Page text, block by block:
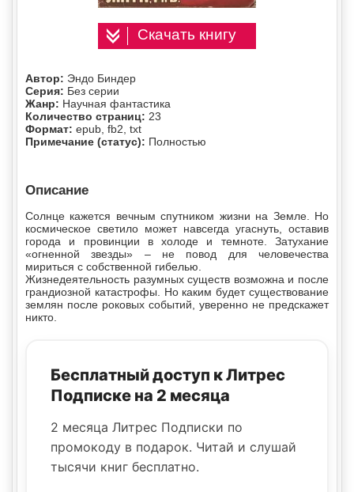
Скачать книгу
Автор: Эндо Биндер
Серия: Без серии
Жанр: Научная фантастика
Количество страниц: 23
Формат: epub, fb2, txt
Примечание (статус): Полностью
Описание
Солнце кажется вечным спутником жизни на Земле. Но
космическое светило может навсегда угаснуть, оставив
города и провинции в холоде и темноте. Затухание
«огненной звезды» – не повод для человечества
мириться с собственной гибелью.
Жизнедеятельность разумных существ возможна и после
грандиозной катастрофы. Но каким будет существование
землян после роковых событий, уверенно не предскажет
никто.
Бесплатный доступ к Литрес
Подписке на 2 месяца
2 месяца Литрес Подписки по
промокоду в подарок. Читай и слушай
тысячи книг бесплатно.